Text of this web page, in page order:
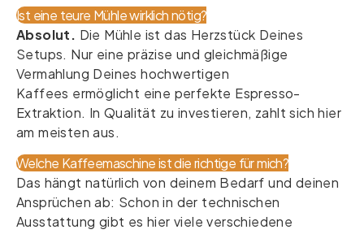
Ist eine teure Mühle wirklich nötig?
Absolut. Die Mühle ist das Herzstück Deines
Setups. Nur eine präzise und gleichmäßige
Vermahlung Deines hochwertigen
Kaffees ermöglicht eine perfekte Espresso-
Extraktion. In Qualität zu investieren, zahlt sich hier
am meisten aus.
Welche Kaffeemaschine ist die richtige für mich?
Das hängt natürlich von deinem Bedarf und deinen
Ansprüchen ab: Schon in der technischen
Ausstattung gibt es hier viele verschiedene